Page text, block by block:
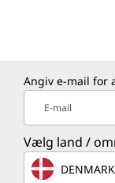
Angiv e-mail for
E-mail
Vælg land /
DENMARK